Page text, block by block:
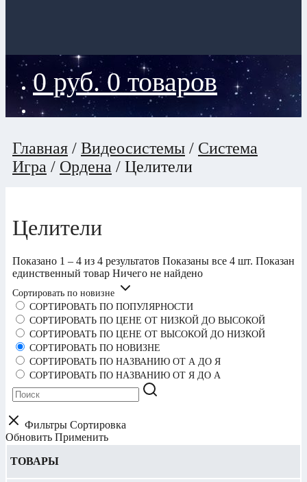
0 руб. 0 товаров
Главная / Видеосистемы / Система
Игра / Ордена / Целители
Целители
Показано 1 – 4 из 4 результатов Показаны все 4 шт. Показан
единственный товар Ничего не найдено
Сортировать по новизне
СОРТИРОВАТЬ ПО ПОПУЛЯРНОСТИ
СОРТИРОВАТЬ ПО ЦЕНЕ ОТ НИЗКОЙ ДО ВЫСОКОЙ
СОРТИРОВАТЬ ПО ЦЕНЕ ОТ ВЫСОКОЙ ДО НИЗКОЙ
СОРТИРОВАТЬ ПО НОВИЗНЕ
СОРТИРОВАТЬ ПО НАЗВАНИЮ ОТ А ДО Я
СОРТИРОВАТЬ ПО НАЗВАНИЮ ОТ Я ДО А
Фильтры Сортировка
Обновить Применить
ТОВАРЫ